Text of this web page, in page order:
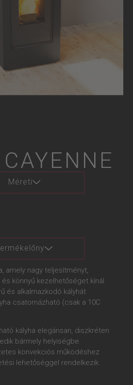
Méreti
amely nagy teljesítményt,
könnyű kezelhetőséget kínál
és alkalmazkodó kályhát
csatornázható (csak a 10C
kályha elegánsan, diszkréten
bármely helyiségbe.
konvekciós működéshez
lehetőséggel rendelkezik.